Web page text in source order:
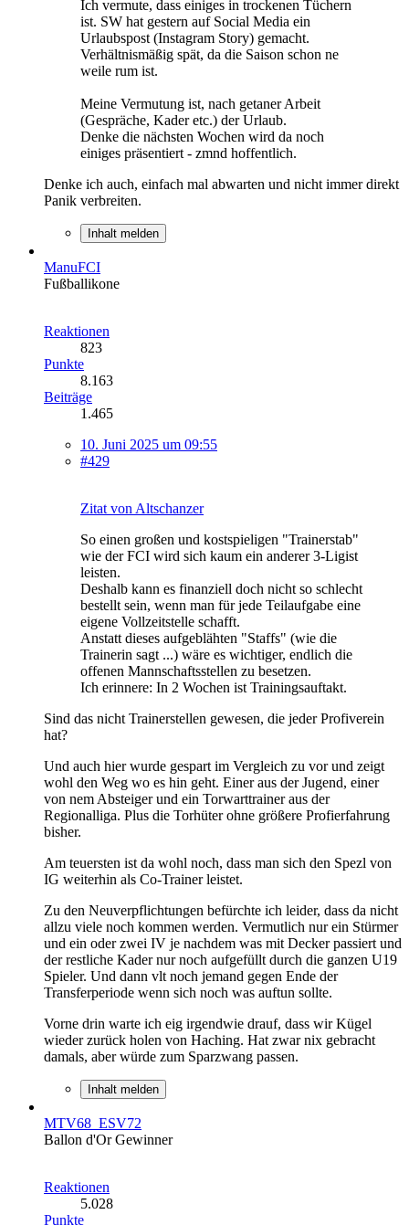
Ich vermute, dass einiges in trockenen Tüchern
ist. SW hat gestern auf Social Media ein
Urlaubspost (Instagram Story) gemacht.
Verhältnismäßig spät, da die Saison schon ne
weile rum ist.
Meine Vermutung ist, nach getaner Arbeit
(Gespräche, Kader etc.) der Urlaub.
Denke die nächsten Wochen wird da noch
einiges präsentiert - zmnd hoffentlich.
Denke ich auch, einfach mal abwarten und nicht immer direkt
Panik verbreiten.
Inhalt melden
ManuFCI
Fußballikone
Reaktionen
823
Punkte
8.163
Beiträge
1.465
10. Juni 2025 um 09:55
#429
Zitat von Altschanzer
So einen großen und kostspieligen "Trainerstab"
wie der FCI wird sich kaum ein anderer 3-Ligist
leisten.
Deshalb kann es finanziell doch nicht so schlecht
bestellt sein, wenn man für jede Teilaufgabe eine
eigene Vollzeitstelle schafft.
Anstatt dieses aufgeblähten "Staffs" (wie die
Trainerin sagt ...) wäre es wichtiger, endlich die
offenen Mannschaftsstellen zu besetzen.
Ich erinnere: In 2 Wochen ist Trainingsauftakt.
Sind das nicht Trainerstellen gewesen, die jeder Profiverein
hat?
Und auch hier wurde gespart im Vergleich zu vor und zeigt
wohl den Weg wo es hin geht. Einer aus der Jugend, einer
von nem Absteiger und ein Torwarttrainer aus der
Regionalliga. Plus die Torhüter ohne größere Profierfahrung
bisher.
Am teuersten ist da wohl noch, dass man sich den Spezl von
IG weiterhin als Co-Trainer leistet.
Zu den Neuverpflichtungen befürchte ich leider, dass da nicht
allzu viele noch kommen werden. Vermutlich nur ein Stürmer
und ein oder zwei IV je nachdem was mit Decker passiert und
der restliche Kader nur noch aufgefüllt durch die ganzen U19
Spieler. Und dann vlt noch jemand gegen Ende der
Transferperiode wenn sich noch was auftun sollte.
Vorne drin warte ich eig irgendwie drauf, dass wir Kügel
wieder zurück holen von Haching. Hat zwar nix gebracht
damals, aber würde zum Sparzwang passen.
Inhalt melden
MTV68_ESV72
Ballon d'Or Gewinner
Reaktionen
5.028
Punkte